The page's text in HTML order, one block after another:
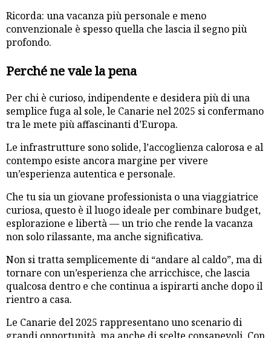
Ricorda: una vacanza più personale e meno
convenzionale è spesso quella che lascia il segno più
profondo.
Perché ne vale la pena
Per chi è curioso, indipendente e desidera più di una
semplice fuga al sole, le Canarie nel 2025 si confermano
tra le mete più affascinanti d’Europa.
Le infrastrutture sono solide, l’accoglienza calorosa e al
contempo esiste ancora margine per vivere
un’esperienza autentica e personale.
Che tu sia un giovane professionista o una viaggiatrice
curiosa, questo è il luogo ideale per combinare budget,
esplorazione e libertà — un trio che rende la vacanza
non solo rilassante, ma anche significativa.
Non si tratta semplicemente di “andare al caldo”, ma di
tornare con un’esperienza che arricchisce, che lascia
qualcosa dentro e che continua a ispirarti anche dopo il
rientro a casa.
Le Canarie del 2025 rappresentano uno scenario di